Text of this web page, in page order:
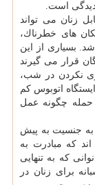
است.
زنان می تواند
های خطرناك،
بسیاری از این
قرار می گیرند
نكردن در شب،
اتوبوس كم
حمله چگونه عمل
جنسیت به پیش
كه مبادرت به
كه به تنهایی
برای زنان در